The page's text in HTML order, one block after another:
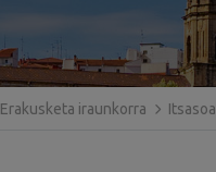
Erakusketa iraunkorra Itsasoa